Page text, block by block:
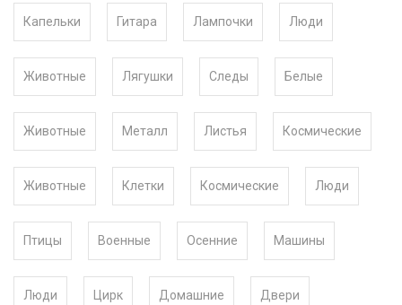
Капельки Гитара Лампочки Люди
Животные Лягушки Следы Белые
Животные Металл Листья Космические
Животные Клетки Космические Люди
Птицы Военные Осенние Машины
Люди Цирк Домашние Двери